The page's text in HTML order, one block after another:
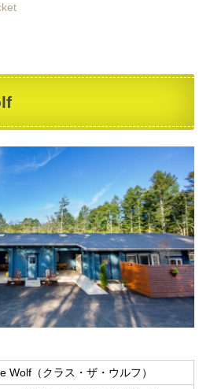
Wolf（クラス・ザ・ウルフ）